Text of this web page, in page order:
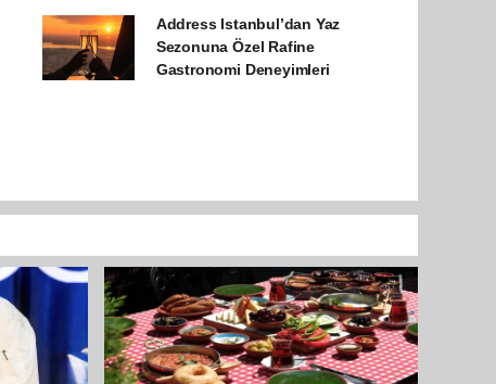
Address Istanbul’dan Yaz
Sezonuna Özel Rafine
Gastronomi Deneyimleri